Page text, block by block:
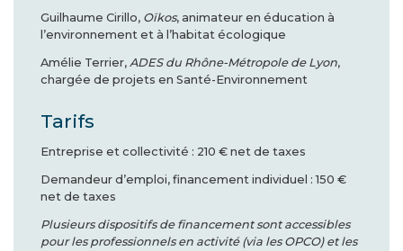
Guilhaume Cirillo, Oïkos, animateur en éducation à
l’environnement et à l’habitat écologique
Amélie Terrier, ADES du Rhône-Métropole de Lyon,
chargée de projets en Santé-Environnement
Tarifs
Entreprise et collectivité : 210 € net de taxes
Demandeur d’emploi, financement individuel : 150 €
net de taxes
Plusieurs dispositifs de financement sont accessibles
pour les professionnels en activité (via les OPCO) et les